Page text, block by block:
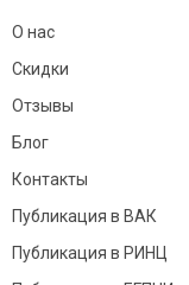
О нас
Скидки
Отзывы
Блог
Контакты
Публикация в ВАК
Публикация в РИНЦ